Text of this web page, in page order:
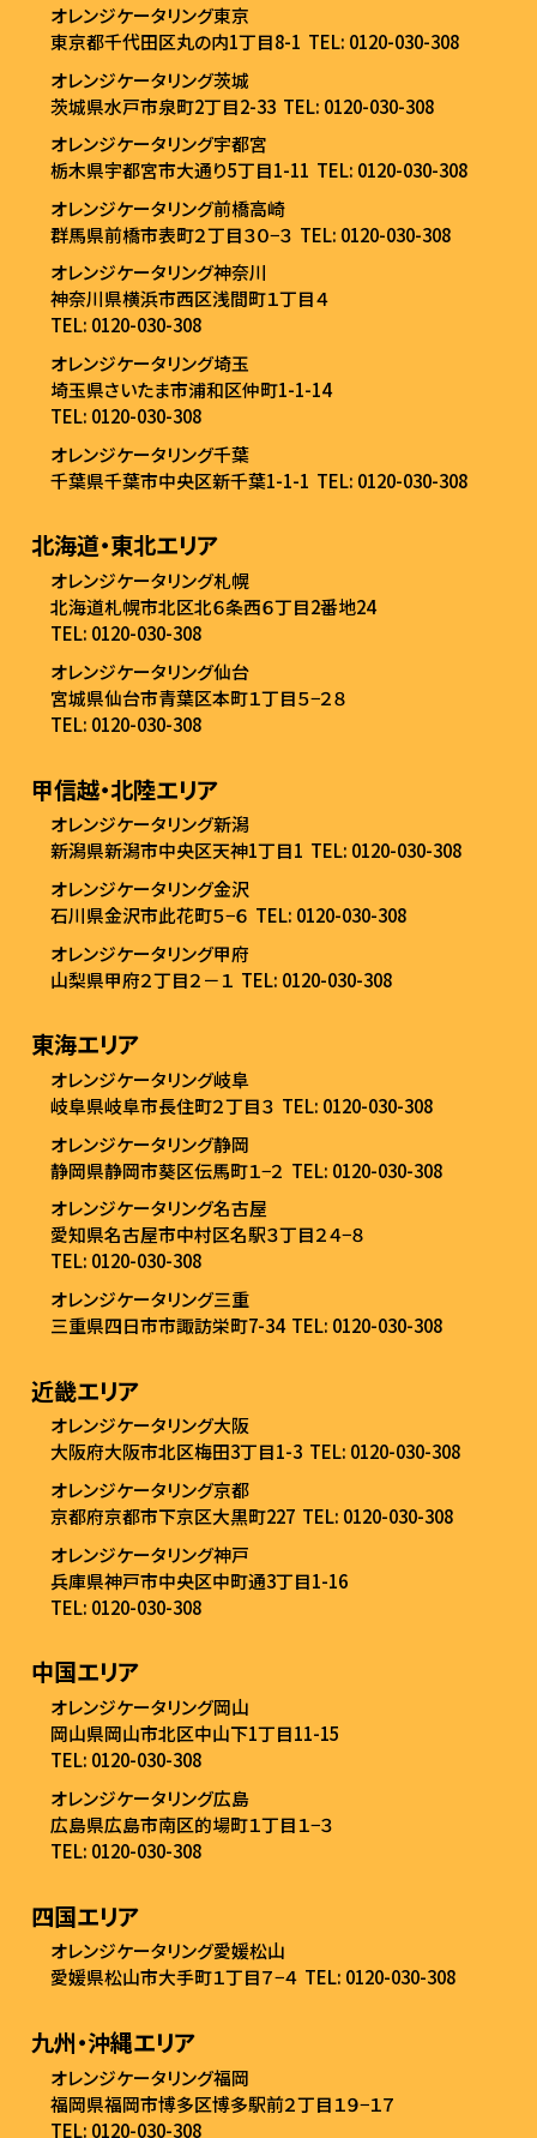
オレンジケータリング東京
東京都千代田区丸の内1丁目8-1 TEL: 0120-030-308
オレンジケータリング茨城
茨城県水戸市泉町2丁目2-33 TEL: 0120-030-308
オレンジケータリング宇都宮
栃木県宇都宮市大通り5丁目1-11 TEL: 0120-030-308
オレンジケータリング前橋高崎
群馬県前橋市表町２丁目３０−３ TEL: 0120-030-308
オレンジケータリング神奈川
神奈川県横浜市西区浅間町１丁目４
TEL: 0120-030-308
オレンジケータリング埼玉
埼玉県さいたま市浦和区仲町1-1-14
TEL: 0120-030-308
オレンジケータリング千葉
千葉県千葉市中央区新千葉1-1-1 TEL: 0120-030-308
北海道・東北エリア
オレンジケータリング札幌
北海道札幌市北区北６条西６丁目2番地24
TEL: 0120-030-308
オレンジケータリング仙台
宮城県仙台市青葉区本町１丁目５−２８
TEL: 0120-030-308
甲信越・北陸エリア
オレンジケータリング新潟
新潟県新潟市中央区天神1丁目1 TEL: 0120-030-308
オレンジケータリング金沢
石川県金沢市此花町５−６ TEL: 0120-030-308
オレンジケータリング甲府
山梨県甲府２丁目２－１ TEL: 0120-030-308
東海エリア
オレンジケータリング岐阜
岐阜県岐阜市長住町２丁目３ TEL: 0120-030-308
オレンジケータリング静岡
静岡県静岡市葵区伝馬町１−２ TEL: 0120-030-308
オレンジケータリング名古屋
愛知県名古屋市中村区名駅３丁目２４−８
TEL: 0120-030-308
オレンジケータリング三重
三重県四日市市諏訪栄町7-34 TEL: 0120-030-308
近畿エリア
オレンジケータリング大阪
大阪府大阪市北区梅田3丁目1-3 TEL: 0120-030-308
オレンジケータリング京都
京都府京都市下京区大黒町227 TEL: 0120-030-308
オレンジケータリング神戸
兵庫県神戸市中央区中町通3丁目1-16
TEL: 0120-030-308
中国エリア
オレンジケータリング岡山
岡山県岡山市北区中山下1丁目11-15
TEL: 0120-030-308
オレンジケータリング広島
広島県広島市南区的場町１丁目１−３
TEL: 0120-030-308
四国エリア
オレンジケータリング愛媛松山
愛媛県松山市大手町１丁目７−４ TEL: 0120-030-308
九州・沖縄エリア
オレンジケータリング福岡
福岡県福岡市博多区博多駅前２丁目１９−１７
TEL: 0120-030-308